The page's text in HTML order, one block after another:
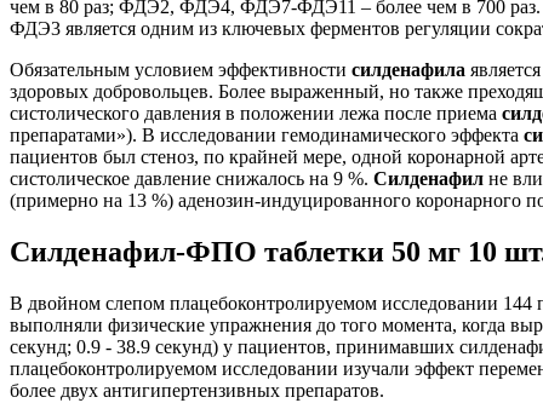
чем в 80 раз; ФДЭ2, ФДЭ4, ФДЭ7-ФДЭ11 – более чем в 700 раз.
ФДЭ3 является одним из ключевых ферментов регуляции
Обязательным условием эффективности силденафила
здоровых добровольцев. Более выраженный, но также
систолического давления в положении лежа после приема
препаратами»). В исследовании гемодинамического эффекта
пациентов был стеноз, по крайней мере, одной коронарной
систолическое давление снижалось на 9 %. Силденафил не
(примерно на 13 %) аденозин-индуцированного коронарного
Силденафил-ФПО таблетки 50 мг 10
В двойном слепом плацебоконтролируемом исследовании
выполняли физические упражнения до того момента, когда
секунд; 0.9 - 38.9 секунд) у пациентов, принимавших
плацебоконтролируемом исследовании изучали эффект
более двух антигипертензивных препаратов.